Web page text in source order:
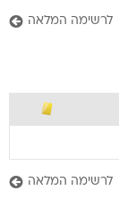
לרשימה המלאה
לרשימה המלאה